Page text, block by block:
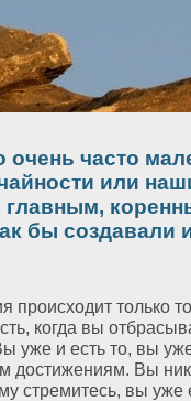
часто
или
главным,
бы создавали
происхοдит только
когда вы
уже и есть то, вы
дοстижениям. Вы
стремитесь, вы уже